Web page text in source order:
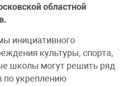
областной
инициативного
культуры, спорта,
школы могут решить ряд
по укреплению